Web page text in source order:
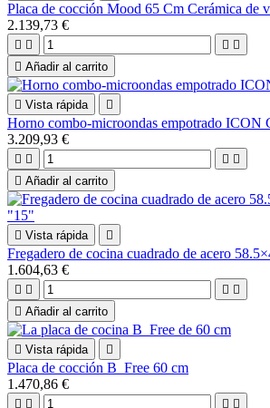
Placa de cocción Mood 65 Cm Cerámica de
2.139,73 €
   
 Añadir al carrito
 Vista rápida 
Horno combo-microondas empotrado ICON
3.209,93 €
   
 Añadir al carrito
 Vista rápida 
Fregadero de cocina cuadrado de acero
1.604,63 €
   
 Añadir al carrito
 Vista rápida 
Placa de cocción B_Free 60 cm
1.470,86 €
   